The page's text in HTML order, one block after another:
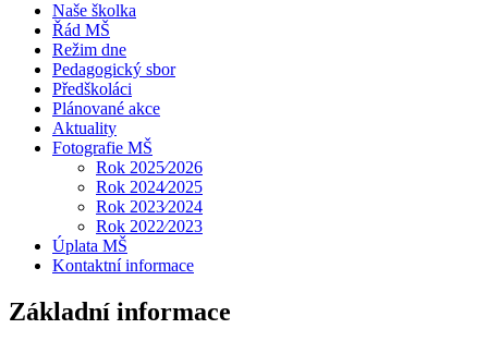
Naše školka
Řád MŠ
Režim dne
Pedagogický sbor
Předškoláci
Plánované akce
Aktuality
Fotografie MŠ
Rok 2025⁄2026
Rok 2024⁄2025
Rok 2023⁄2024
Rok 2022⁄2023
Úplata MŠ
Kontaktní informace
Základní informace